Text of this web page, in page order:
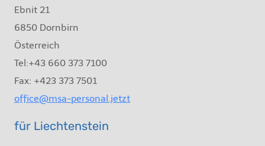
Ebnit 21
6850 Dornbirn
Österreich
Tel:+43 660 373 7100
Fax: +423 373 7501
office@msa-personal.jetzt
für Liechtenstein